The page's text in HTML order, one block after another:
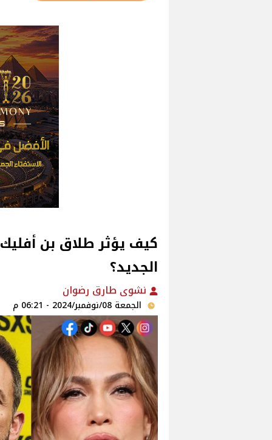
كيف يؤثر طلاق بن
الجديد؟
نشوى طارق رضوان
الجمعة 08/نوفمبر/2024 - 06:21 م